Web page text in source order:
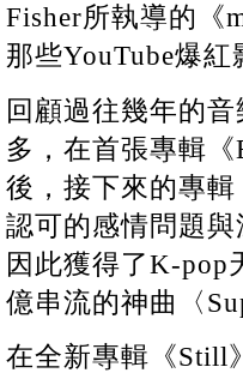
Fisher所執導的《
那些YouTube爆紅
回顧過往幾年的
多，在首張專輯
後，接下來的專
認可的感情問題
因此獲得了K-pop
億串流的神曲〈
在全新專輯《Still